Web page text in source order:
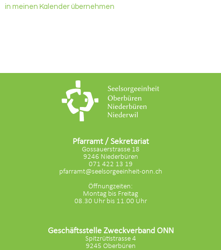
in meinen Kalender übernehmen
Pfarramt / Sekretariat
Gossauerstrasse 18
9246 Niederbüren
071 422 13 19
pfarramt@seelsorgeeinheit-onn.ch
Öffnungzeiten:
Montag bis Freitag
08.30 Uhr bis 11.00 Uhr
Geschäftsstelle Zweckverband ONN
Spitzrütistrasse 4
9245 Oberbüren